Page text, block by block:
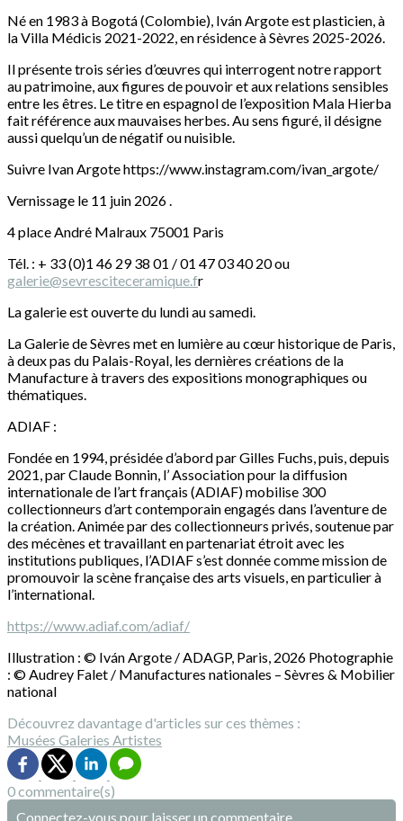
Né en 1983 à Bogotá (Colombie), Iván Argote est plasticien, à
la Villa Médicis 2021-2022, en résidence à Sèvres 2025-2026.
Il présente trois séries d’œuvres qui interrogent notre rapport
au patrimoine, aux figures de pouvoir et aux relations sensibles
entre les êtres. Le titre en espagnol de l’exposition Mala Hierba
fait référence aux mauvaises herbes. Au sens figuré, il désigne
aussi quelqu’un de négatif ou nuisible.
Suivre Ivan Argote https://www.instagram.com/ivan_argote/
Vernissage le 11 juin 2026 .
4 place André Malraux 75001 Paris
Tél. : + 33 (0)1 46 29 38 01 / 01 47 03 40 20 ou
galerie@sevresciteceramique.fr
La galerie est ouverte du lundi au samedi.
La Galerie de Sèvres met en lumière au cœur historique de Paris,
à deux pas du Palais-Royal, les dernières créations de la
Manufacture à travers des expositions monographiques ou
thématiques.
ADIAF :
Fondée en 1994, présidée d’abord par Gilles Fuchs, puis, depuis
2021, par Claude Bonnin, l’ Association pour la diffusion
internationale de l’art français (ADIAF) mobilise 300
collectionneurs d’art contemporain engagés dans l’aventure de
la création. Animée par des collectionneurs privés, soutenue par
des mécènes et travaillant en partenariat étroit avec les
institutions publiques, l’ADIAF s’est donnée comme mission de
promouvoir la scène française des arts visuels, en particulier à
l’international.
https://www.adiaf.com/adiaf/
Illustration : © Iván Argote / ADAGP, Paris, 2026 Photographie
: © Audrey Falet / Manufactures nationales – Sèvres & Mobilier
national
Découvrez davantage d'articles sur ces thèmes :
Musées Galeries Artistes
0 commentaire(s)
Connectez-vous pour laisser un commentaire